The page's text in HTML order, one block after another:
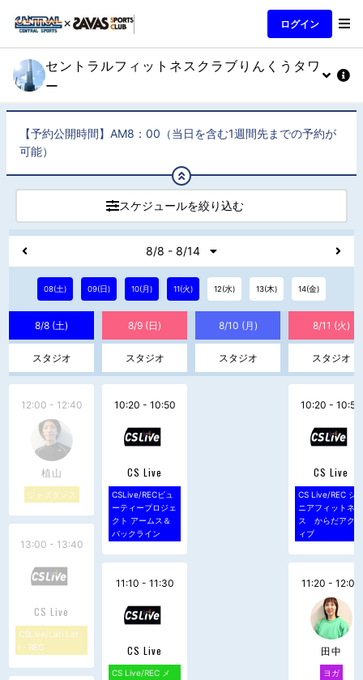
ログイン
セントラルフィットネスクラブりんくうタワ
ー
【予約公開時間】AM8：00（当日を含む1週間先までの予約が
可能）
スケジュールを絞り込む
8/8 - 8/14
08(土) 09(日) 10(月) 11(火) 12(水) 13(木) 14(金)
8/8 (土)
スタジオ
8/9 (日)
スタジオ
8/10 (月)
スタジオ
8/11 (火)
スタジオ
12:00 - 12:40
植山
ジャズダンス
13:00 - 13:40
CS Live
CSLive/Lati Lat
i・REC
10:20 - 10:50
CS Live
CSLive/RECビュ
ーティープロジェ
クト アームス＆
バックライン
11:10 - 11:30
CS Live
CS Live/REC メ
10:20 - 10:50
CS Live
CS Live/REC シ
ニアフィットネ
ス からだアクテ
ィブ
11:20 - 12:00
田中
ヨガ